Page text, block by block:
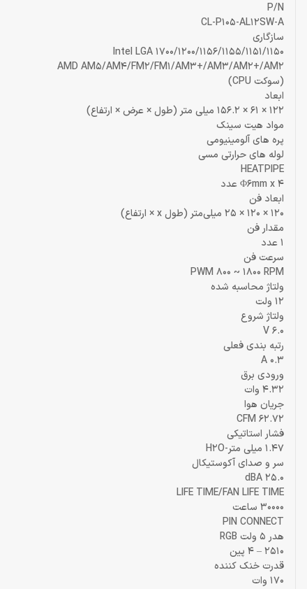
P/N
CL-P105-AL12SW-A
سازگاری
Intel LGA 1700/1200/1156/1155/1151/1150
AMD AM5/AM4/FM2/FM1/AM3+/AM3/AM2+/AM2
(سوکت CPU)
ابعاد
122 × 61 × 156.2 میلی متر (طول × عرض × ارتفاع)
مواد هیت سینک
پره های آلومینیومی
لوله های حرارتی مسی
HEATPIPE
Φ6mm x 4 عدد
ابعاد فن
120 × 120 × 25 میلی‌متر (طول x × ارتفاع)
مقدار فن
1 عدد
سرعت فن
PWM 800 ~ 1800 RPM
ولتاژ محاسبه شده
12 ولت
ولتاژ شروع
6.0 V
رتبه بندی فعلی
0.3 A
ورودی برق
4.32 وات
جریان هوا
62.72 CFM
فشار استاتیکی
1.47 میلی متر-H2O
سر و صدای آکوستیکال
25.0 dBA
LIFE TIME/FAN LIFE TIME
30000 ساعت
PIN CONNECT
هدر 5 ولت RGB
2510 – 4 پین
قدرت خنک کننده
170 وات